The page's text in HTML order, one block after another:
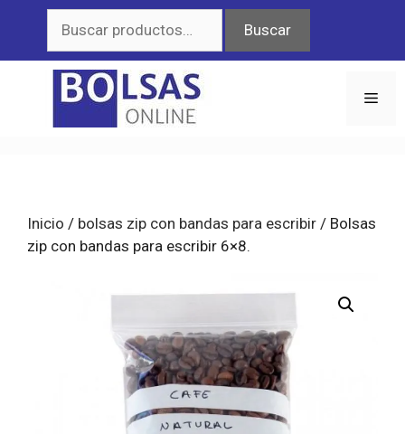
contenido
por:
Buscar
Inicio / bolsas zip con bandas para escribir / Bolsas
zip con bandas para escribir 6×8.